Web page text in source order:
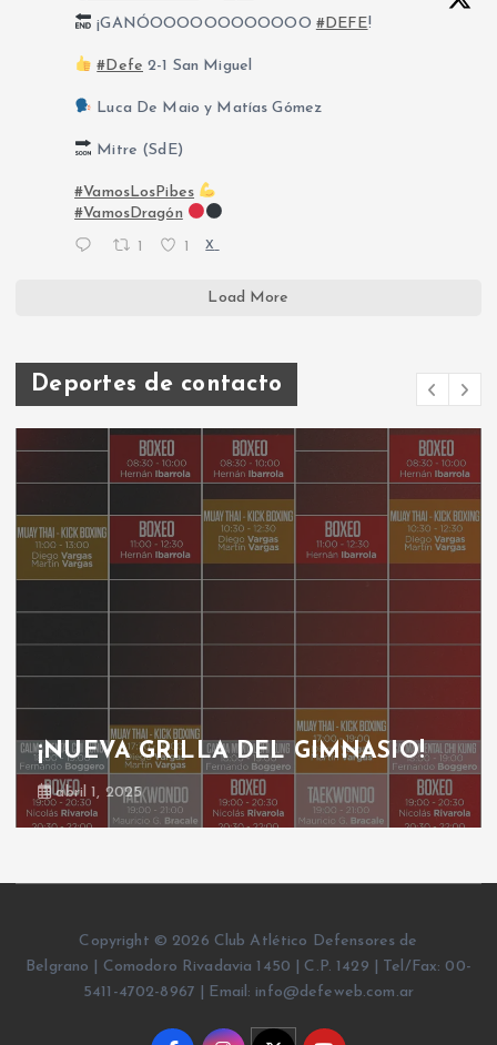
¡GANÓOOOOOOOOOOOO #DEFE!
#Defe 2-1 San Miguel
Luca De Maio y Matías Gómez
Mitre (SdE)
#VamosLosPibes
#VamosDragón
1 1 X
Load More
Deportes de contacto
¡NUEVA GRILLA DEL GIMNASIO!
abril 1, 2025
Copyright © 2026 Club Atlético Defensores de
Belgrano | Comodoro Rivadavia 1450 | C.P. 1429 | Tel/Fax: 00-
5411-4702-8967 | Email: info@defeweb.com.ar